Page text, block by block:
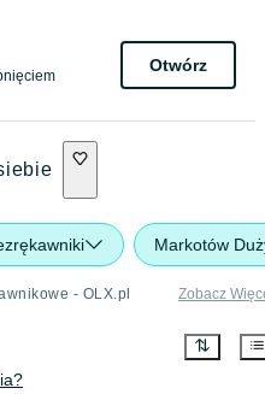
Otwórz
Markotów
- OLX.pl Zobacz